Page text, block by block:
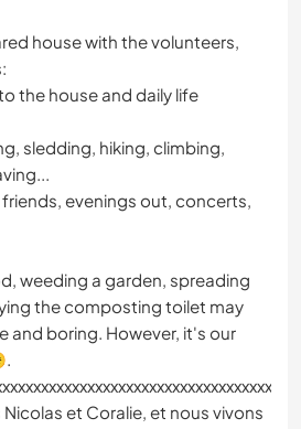
house with the volunteers,
the house and daily life
sledding, hiking, climbing,
evenings out, concerts,
weeding a garden, spreading
the composting toilet may
and boring. However, it's our
et Coralie, et nous vivons